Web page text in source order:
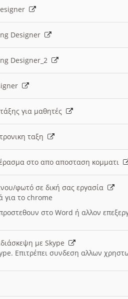
Designer
Designer_2
για μαθητές
ταξη
στο απο αποσταση κομματι
φωτό σε δική σας εργασία
για το chrome
στο Word ή αλλον
με Skype
Επιτρέπει συνδεση αλλων